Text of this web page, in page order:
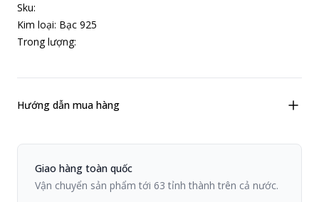
Sku:
Kim loại: Bạc 925
Trong lượng:
Hướng dẫn mua hàng
Chính sách Viiva
Giao hàng toàn quốc
Vận chuyển sản phẩm tới 63 tỉnh thành trên cả nước.